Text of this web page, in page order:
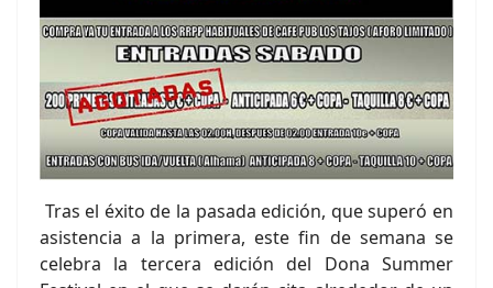
Tras el éxito de la pasada edición, que superó en
asistencia a la primera, este fin de semana se
celebra la tercera edición del Dona Summer